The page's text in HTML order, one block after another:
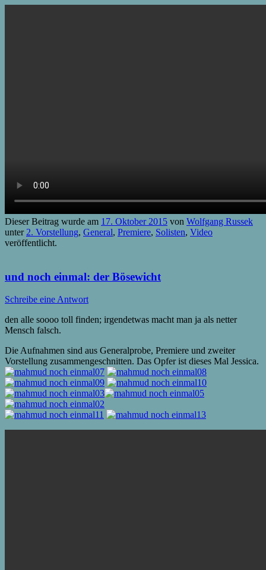
Dieser Beitrag wurde am 17. Oktober 2015 von Wolfgang Russek
unter 2. Vorstellung, General, Premiere, Solisten, Video
veröffentlicht.
und noch einmal: der Bösewicht
Schreibe eine Antwort
den alle soooo toll finden; irgendetwas macht man ja als netter
Mensch falsch.
Die Aufnahmen sind aus Generalprobe, Premiere und zweiter
Vorstellung zusammengeschnitten. Das Opfer ist dieses Mal Jessica.